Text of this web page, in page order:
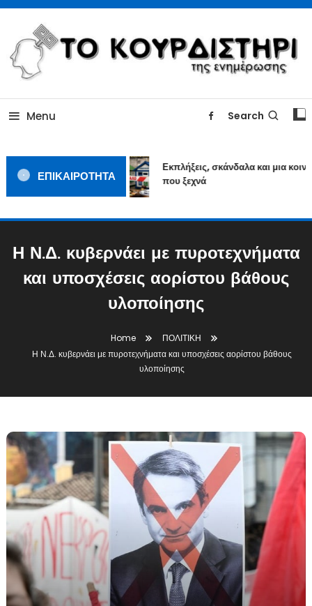
Skip
Content
TOKOURDISTIRI.GR
Menu Search
ΕΠΙΚΑΙΡΟΤΗΤΑ
Εκπλήξεις, σκάνδαλα και μια
που ξεχνά
Η Ν.Δ. κυβερνάει με πυροτεχνήματα
και υποσχέσεις αορίστου βάθους
υλοποίησης
Home
ΠΟΛΙΤΙΚΗ
Η Ν.Δ. κυβερνάει με πυροτεχνήματα και υποσχέσεις αορίστου βάθους
υλοποίησης